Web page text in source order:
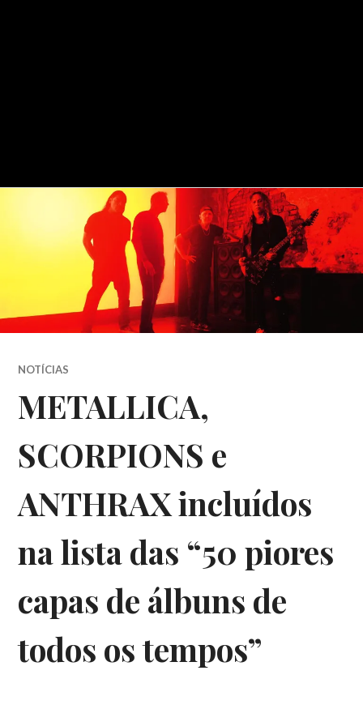
NOTÍCIAS
METALLICA,
SCORPIONS e
ANTHRAX incluídos
na lista das “50 piores
capas de álbuns de
todos os tempos”